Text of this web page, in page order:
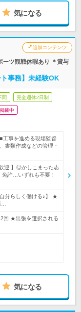
気になる
追加コンテンツ
ーツ観戦休暇あり ＊賞与
事務】未経験OK
問 完全週休2日制
載中
工事を進める現場監督
書類作成などの管理・
迎 】◎かしこまった志
許…いずれも不要！
分らしく働ける♪】 ★
回 ★出張を選択される
気になる